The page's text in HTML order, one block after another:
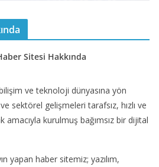
Sitesi Hakkında
ve teknoloji dünyasına yön
sektörel gelişmeleri tarafsız, hızlı ve
kurulmuş bağımsız bir dijital
yapan haber sitemiz; yazılım,